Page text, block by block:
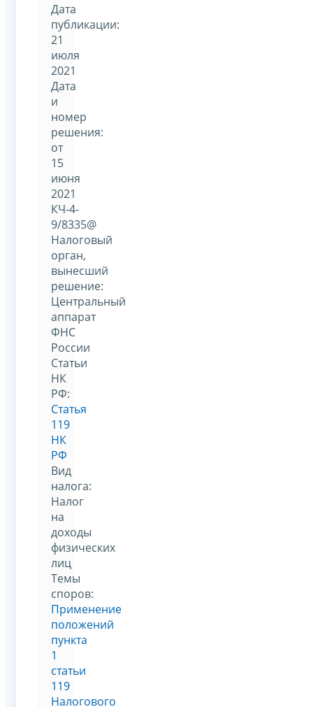
Дата
публикации:
21
июля
2021
Дата
и
номер
решения:
от
15
июня
2021
КЧ-4-
9/8335@
Налоговый
орган,
вынесший
решение:
Центральный
аппарат
ФНС
России
Статьи
НК
РФ:
Статья
119
НК
РФ
Вид
налога:
Налог
на
доходы
физических
лиц
Темы
споров:
Применение
положений
пункта
1
статьи
119
Налогового